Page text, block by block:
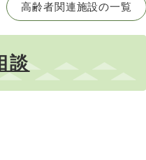
高齢者関連施設の一覧
談